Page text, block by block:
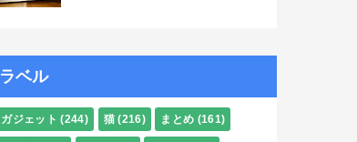
ラベル
ガジェット (244) 猫 (216) まとめ (161)